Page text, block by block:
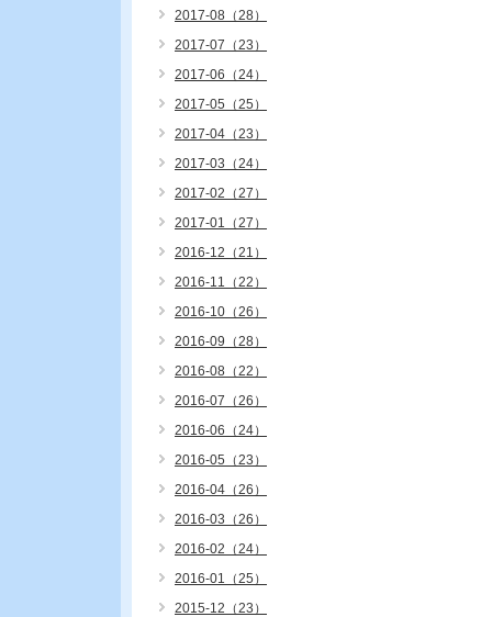
2017-08（28）
2017-07（23）
2017-06（24）
2017-05（25）
2017-04（23）
2017-03（24）
2017-02（27）
2017-01（27）
2016-12（21）
2016-11（22）
2016-10（26）
2016-09（28）
2016-08（22）
2016-07（26）
2016-06（24）
2016-05（23）
2016-04（26）
2016-03（26）
2016-02（24）
2016-01（25）
2015-12（23）